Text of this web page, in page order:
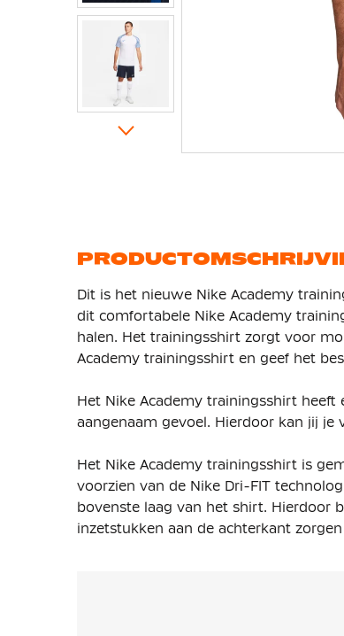
gallerij
Dit is het nieuwe Nike Academy
dit comfortabele Nike Academy
halen. Het trainingsshirt zorgt voor
Academy trainingsshirt en geef het
Het Nike Academy trainingsshirt
aangenaam gevoel. Hierdoor kan jij
Het Nike Academy trainingsshirt is
voorzien van de Nike Dri-FIT
bovenste laag van het shirt. Hierdoor
inzetstukken aan de achterkant